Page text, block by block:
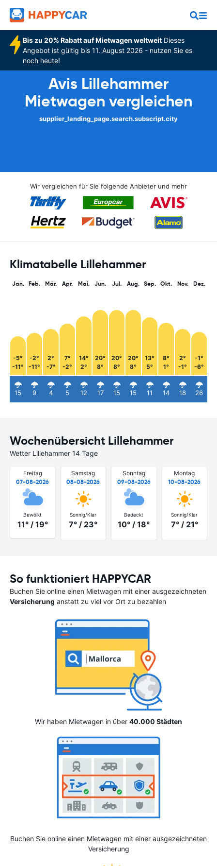
Bis zu 20% Rabatt auf Mietwagen weltweitDieses
Angebot ist gültig bis 11. August 2026 - nutzen Sie es
noch heute!
Avis Lillehammer
Mietwagen vergleichen
supplier_landing_page.search.subscript.city
Wir vergleichen für Sie folgende Anbieter und mehr
Klimatabelle Lillehammer
Jan.
-5°
-11°
15
Feb.
-2°
-11°
9
Mär.
2°
-7°
4
Apr.
7°
-2°
5
Mai.
14°
2°
12
Jun.
20°
8°
17
Jul.
20°
8°
15
Aug.
20°
8°
15
Sep.
13°
5°
11
Okt.
8°
1°
14
Nov.
2°
-1°
18
Dez.
-1°
-6°
26
Wochenübersicht Lillehammer
Wetter Lillehammer 14 Tage
Freitag
07-08-2026
Bewölkt
11° / 19°
Samstag
08-08-2026
Sonnig/Klar
7° / 23°
Sonntag
09-08-2026
Bedeckt
10° / 18°
Montag
10-08-2026
Sonnig/Klar
7° / 21°
So funktioniert HAPPYCAR
Buchen Sie online einen Mietwagen mit einer ausgezeichneten
Versicherung anstatt zu viel vor Ort zu bezahlen
Wir haben Mietwagen in über 40.000 Städten
Buchen Sie online einen Mietwagen mit einer ausgezeichneten
Versicherung